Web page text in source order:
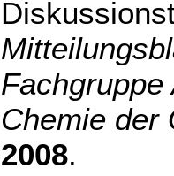
Chemie der
2008.